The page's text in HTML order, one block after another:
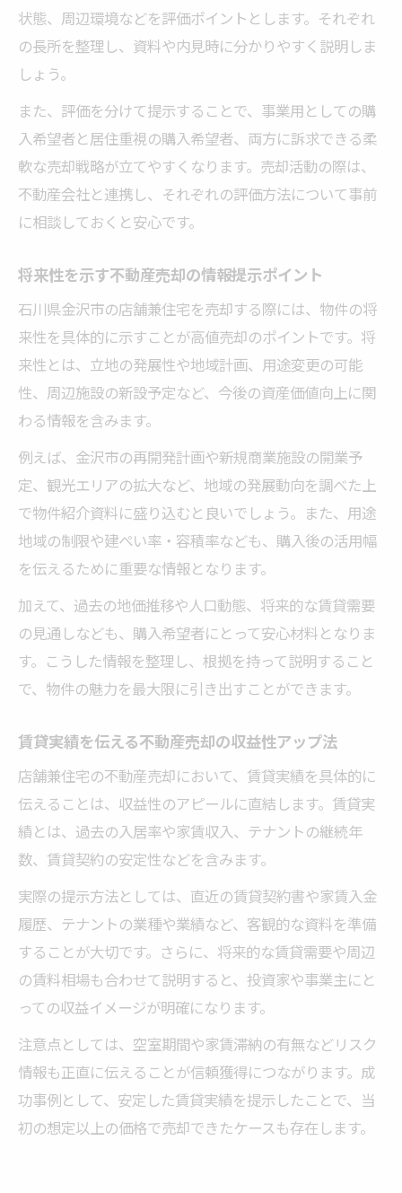
状態、周辺環境などを評価ポイントとします。それぞれ
の長所を整理し、資料や内見時に分かりやすく説明しま
しょう。
また、評価を分けて提示することで、事業用としての購
入希望者と居住重視の購入希望者、両方に訴求できる柔
軟な売却戦略が立てやすくなります。売却活動の際は、
不動産会社と連携し、それぞれの評価方法について事前
に相談しておくと安心です。
将来性を示す不動産売却の情報提示ポイント
石川県金沢市の店舗兼住宅を売却する際には、物件の将
来性を具体的に示すことが高値売却のポイントです。将
来性とは、立地の発展性や地域計画、用途変更の可能
性、周辺施設の新設予定など、今後の資産価値向上に関
わる情報を含みます。
例えば、金沢市の再開発計画や新規商業施設の開業予
定、観光エリアの拡大など、地域の発展動向を調べた上
で物件紹介資料に盛り込むと良いでしょう。また、用途
地域の制限や建ぺい率・容積率なども、購入後の活用幅
を伝えるために重要な情報となります。
加えて、過去の地価推移や人口動態、将来的な賃貸需要
の見通しなども、購入希望者にとって安心材料となりま
す。こうした情報を整理し、根拠を持って説明すること
で、物件の魅力を最大限に引き出すことができます。
賃貸実績を伝える不動産売却の収益性アップ法
店舗兼住宅の不動産売却において、賃貸実績を具体的に
伝えることは、収益性のアピールに直結します。賃貸実
績とは、過去の入居率や家賃収入、テナントの継続年
数、賃貸契約の安定性などを含みます。
実際の提示方法としては、直近の賃貸契約書や家賃入金
履歴、テナントの業種や業績など、客観的な資料を準備
することが大切です。さらに、将来的な賃貸需要や周辺
の賃料相場も合わせて説明すると、投資家や事業主にと
っての収益イメージが明確になります。
注意点としては、空室期間や家賃滞納の有無などリスク
情報も正直に伝えることが信頼獲得につながります。成
功事例として、安定した賃貸実績を提示したことで、当
初の想定以上の価格で売却できたケースも存在します。